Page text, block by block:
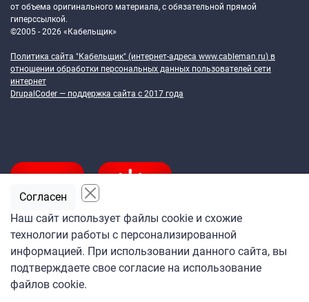
от объема оригинального материала, с обязательной прямой
гиперссылкой.
©2005 - 2026 «Кабельщик»
Политика сайта "Кабельщик" (интернет-адреса www.cableman.ru) в
отношении обработки персональных данных пользователей сети
интернет
DrupalCoder — поддержка сайта c 2017 года
Подпишитесь
на ежедневную рассылку
«Кабельщика»
Наш сайт использует файлы cookie и схожие
технологии работы с персонализированной
информацией. При использовании данного сайта, вы
подтверждаете свое согласие на использование
файлов cookie.
Согласен